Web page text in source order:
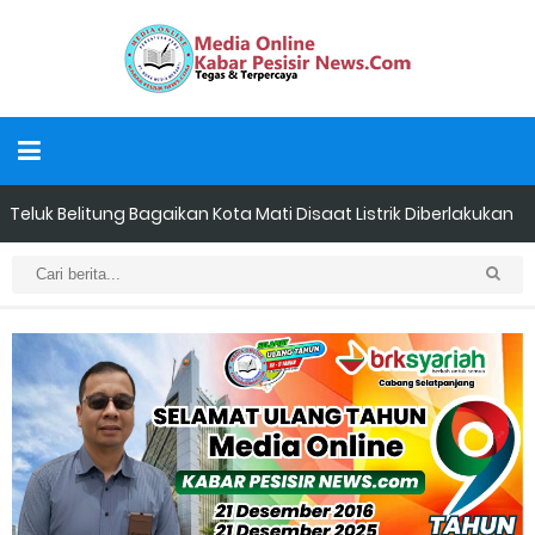
Teluk Belitung Bagaikan Kota Mati Disaat Listrik Diberlakukan
Pemadaman Secara Bergilir, Mesin 600 kW Diharapkan Jadi
Solusi.
F-PETIR Desak Pemkab Lingga Segera Buka Solusi Tambang
Timah Rakyat: Jangan Hanya di Laut yang Beroperasi,
Tambang Timah di Darat Juga Butuh Hidup